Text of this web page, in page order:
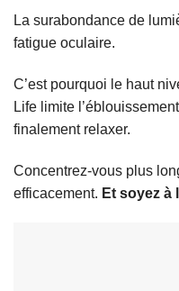
La surabondance de
fatigue oculaire.
C’est pourquoi le haut
Life limite
finalement relaxer.
Concentrez-vous plus
efficacement. Et soyez à